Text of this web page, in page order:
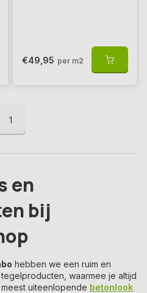
€49,95 per m2
1
en
bij
hebben we een ruim en
waarmee je altijd
uiteenlopende betonlook